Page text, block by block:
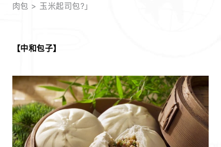
肉包 > 玉米起司包?」
【中和包子】